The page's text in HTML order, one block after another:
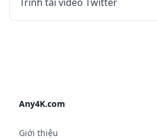
Any4K.com
Giới thiệu